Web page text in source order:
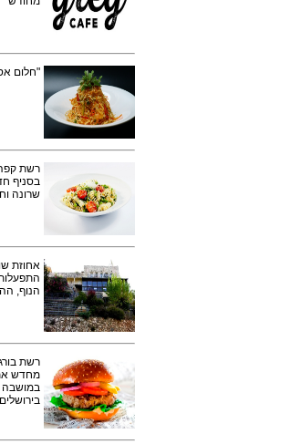
"חלום
רשת
בסניף
שרונה
אחוזת
הנוף,
רשת
מחדש
במושבה
בירושלים